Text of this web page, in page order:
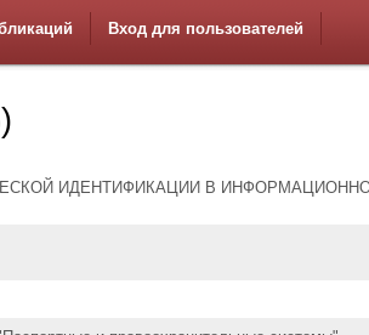
Вход для пользователей
ИДЕНТИФИКАЦИИ В